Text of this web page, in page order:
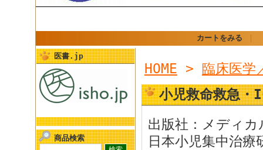
カートをみる
医書.jp
商品検索
HOME > 臨床医学
小児救命救急
出版社：メディ
日本小児集中治療